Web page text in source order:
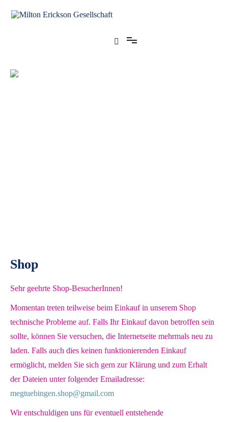
Shop
Sehr geehrte Shop-BesucherInnen!
Momentan treten teilweise beim Einkauf in unserem Shop
technische Probleme auf. Falls Ihr Einkauf davon betroffen sein
sollte, können Sie versuchen, die Internetseite mehrmals neu zu
laden. Falls auch dies keinen funktionierenden Einkauf
ermöglicht, melden Sie sich gern zur Klärung und zum Erhalt
der Dateien unter folgender Emailadresse:
megtuebingen.shop@gmail.com
Wir entschuldigen uns für eventuell entstehende